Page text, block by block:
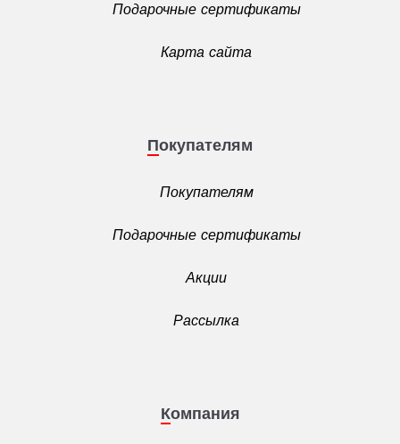
Подарочные сертификаты
Карта сайта
Покупателям
Покупателям
Подарочные сертификаты
Акции
Рассылка
Компания